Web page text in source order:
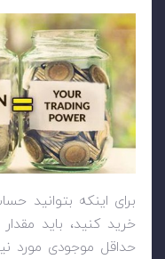
برای اینکه بتوانید
خرید کنید، باید
حداقل موجودی مورد